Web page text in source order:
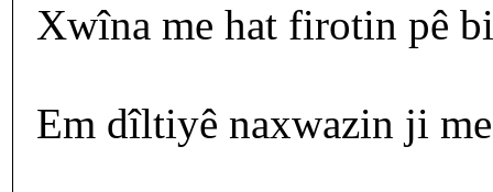
Xwîna me hat firotin pê
Em dîltiyê naxwazin ji